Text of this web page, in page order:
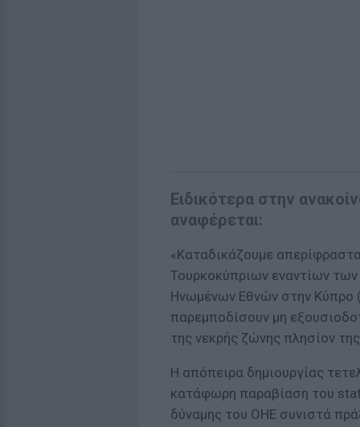
Ειδικότερα στην
αναφέρεται:
«Καταδικάζουμε
Τουρκοκύπριων εναντίων
Ηνωμένων Εθνών στην Κύπρο
παρεμποδίσουν μη
της νεκρής ζώνης πλησίον
Η απόπειρα δημιουργίας
κατάφωρη παραβίαση του
δύναμης του ΟΗΕ συνιστά